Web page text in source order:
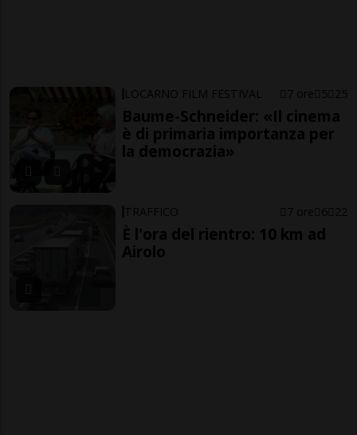
LOCARNO FILM FESTIVAL 7 ore 5 25
Baume-Schneider: «Il cinema
è di primaria importanza per
la democrazia»
TRAFFICO 7 ore 6 22
È l'ora del rientro: 10 km ad
Airolo